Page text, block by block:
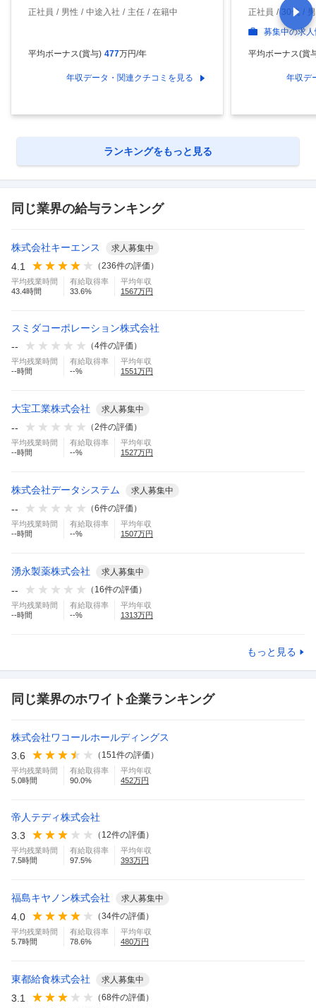
正社員
男性 中途入社 主任 在籍中
平均ボーナス(賞与) 477万円/年
年収データ・関連クチコミを見る
正社員
30代
募集中の求
平均ボーナス(賞
年収デ
ランキングをもっと見る
同じ業界の給与ランキング
株式会社キーエンス 求人募集中
4.1 （236件の評価）
平均残業時間
43.4時間
有給取得率
33.6%
平均年収
1567万円
スミダコーポレーション株式会社
--
（4件の評価）
平均残業時間
--時間
有給取得率
--%
平均年収
1551万円
大宝工業株式会社 求人募集中
-- （2件の評価）
平均残業時間
--時間
有給取得率
--%
平均年収
1527万円
株式会社データシステム 求人募集中
-- （6件の評価）
平均残業時間
--時間
有給取得率
--%
平均年収
1507万円
湧永製薬株式会社 求人募集中
-- （ 16件の評価）
平均残業時間
--時間
有給取得率
--%
平均年収
1313万円
もっと見る
同じ業界のホワイト企業ランキング
株式会社ワコールホールディングス
3.6
（ 151件の評価）
平均残業時間
5.0時間
有給取得率
90.0%
平均年収
452万円
帝人テディ株式会社
3.3
（ 12件の評価）
平均残業時間
7.5時間
有給取得率
97.5%
平均年収
393万円
福島キヤノン株式会社 求人募集中
4.0 （34件の評価）
平均残業時間
5.7時間
有給取得率
78.6%
平均年収
480万円
東都給食株式会社 求人募集中
3.1 （68件の評価）